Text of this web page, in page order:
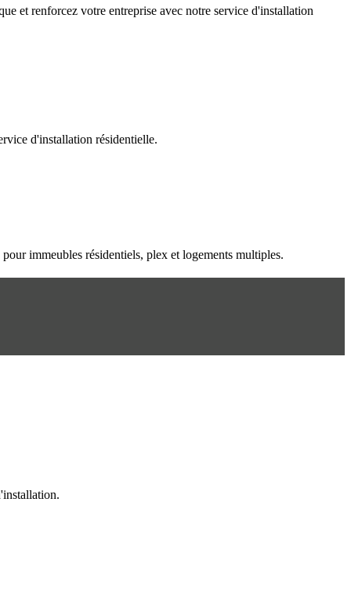
et renforcez votre entreprise avec notre service d'installation
d'installation résidentielle.
immeubles résidentiels, plex et logements multiples.